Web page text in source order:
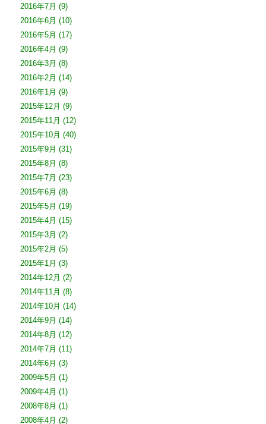
2016年7月 (9)
2016年6月 (10)
2016年5月 (17)
2016年4月 (9)
2016年3月 (8)
2016年2月 (14)
2016年1月 (9)
2015年12月 (9)
2015年11月 (12)
2015年10月 (40)
2015年9月 (31)
2015年8月 (8)
2015年7月 (23)
2015年6月 (8)
2015年5月 (19)
2015年4月 (15)
2015年3月 (2)
2015年2月 (5)
2015年1月 (3)
2014年12月 (2)
2014年11月 (8)
2014年10月 (14)
2014年9月 (14)
2014年8月 (12)
2014年7月 (11)
2014年6月 (3)
2009年5月 (1)
2009年4月 (1)
2008年8月 (1)
2008年4月 (2)